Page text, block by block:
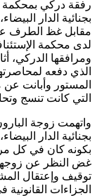
رفقة دركي بمحكمة
بجنائية الدار
مقابل غظ الطرف عن
لدى محكمة
ومرافقها الدركي،
الذي دفعه
المستور وأبانت
التي كانت تنسج
واتهمت زوجة
بجنائية الدار
بكونه كان في كل مرة
غض النظر عن زوجها
توقيف وإعتقال
الجزاءات